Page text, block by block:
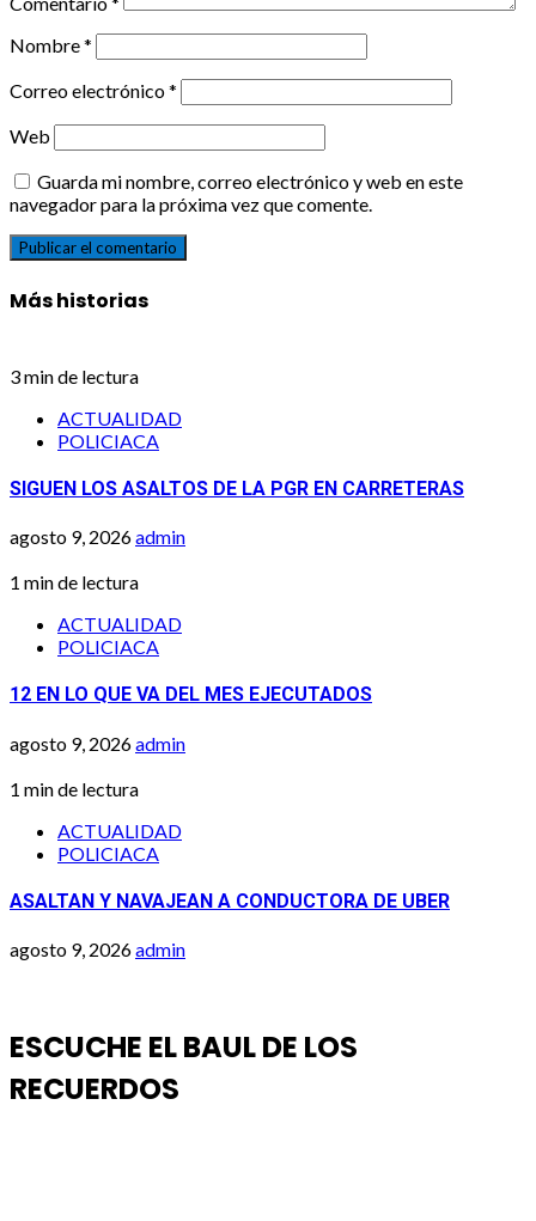
Nombre*
Correo electrónico*
Web
Guarda mi nombre, correo electrónico y web en este
navegador para la próxima vez que comente.
Más historias
3 min de lectura
ACTUALIDAD
POLICIACA
SIGUEN LOS ASALTOS DE LA PGR EN CARRETERAS
agosto 9, 2026admin
1 min de lectura
ACTUALIDAD
POLICIACA
12 EN LO QUE VA DEL MES EJECUTADOS
agosto 9, 2026admin
1 min de lectura
ACTUALIDAD
POLICIACA
ASALTAN Y NAVAJEAN A CONDUCTORA DE UBER
agosto 9, 2026admin
ESCUCHE EL BAUL DE LOS
RECUERDOS